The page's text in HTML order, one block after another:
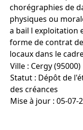
chorégraphies de
physiques ou
a bail l exploitation
forme de contrat
locaux dans le
Ville : Cergy (95000)
Statut : Dépôt de
des créances
Mise à jour : 05-07-